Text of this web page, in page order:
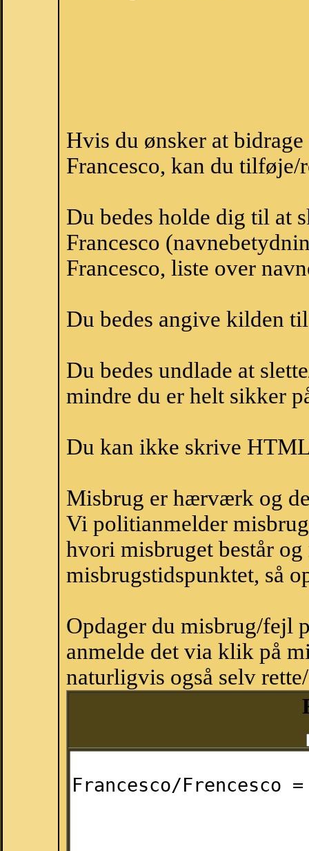
Hvis du ønsker at
Francesco, kan du tilføje/
Du bedes holde dig til at
Francesco
Francesco, liste over
Du bedes angive kilden
Du bedes undlade at
mindre du er helt sikker
Du kan ikke skrive
Misbrug er hærværk og
Vi politianmelder
hvori misbruget består
misbrugstidspunktet, så
Opdager du misbrug/fejl
anmelde det via klik på
naturligvis også selv